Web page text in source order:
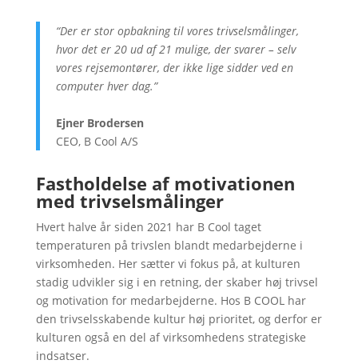
“Der er stor opbakning til vores trivselsmålinger,
hvor det er 20 ud af 21 mulige, der svarer – selv
vores rejsemontører, der ikke lige sidder ved en
computer hver dag.”
Ejner Brodersen
CEO, B Cool A/S
Fastholdelse af motivationen
med trivselsmålinger
Hvert halve år siden 2021 har B Cool taget
temperaturen på trivslen blandt medarbejderne i
virksomheden. Her sætter vi fokus på, at kulturen
stadig udvikler sig i en retning, der skaber høj trivsel
og motivation for medarbejderne. Hos B COOL har
den trivselsskabende kultur høj prioritet, og derfor er
kulturen også en del af virksomhedens strategiske
indsatser.